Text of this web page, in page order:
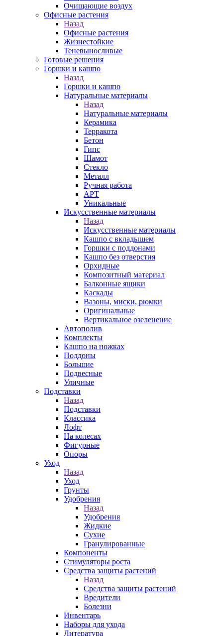
Очищающие воздух
Офисные растения
Назад
Офисные растения
Жизнестойкие
Теневыносливые
Готовые решения
Горшки и кашпо
Назад
Горшки и кашпо
Натуральные материалы
Назад
Натуральные материалы
Керамика
Терракота
Бетон
Гипс
Шамот
Стекло
Металл
Ручная работа
АРТ
Уникальные
Искусственные материалы
Назад
Искусственные материалы
Кашпо с вкладышем
Горшки с поддонами
Кашпо без отверстия
Орхидные
Композитный материал
Балконные ящики
Каскады
Вазоны, миски, рюмки
Оригинальные
Вертикальное озеленение
Автополив
Комплекты
Кашпо на ножках
Поддоны
Большие
Подвесные
Уличные
Подставки
Назад
Подставки
Классика
Лофт
На колесах
Фигурные
Опоры
Уход
Назад
Уход
Грунты
Удобрения
Назад
Удобрения
Жидкие
Сухие
Гранулированные
Компоненты
Стимуляторы роста
Средства защиты растений
Назад
Средства защиты растений
Вредители
Болезни
Инвентарь
Наборы для ухода
Литература